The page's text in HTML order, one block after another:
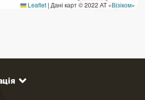
Leaflet | Дані карт © 2022 АТ «Візіком»